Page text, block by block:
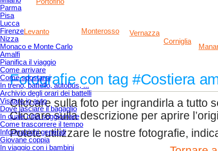
Parma
Pisa
Lucca
Firenze
Nizza
Monaco e Monte Carlo
Amalfi
Pianifica il viaggio
Come arrivare
Come spostarsi
In treno, battello, autobus, ...
Archivio degli orari dei battelli
Visitare in auto
Dove lasciare il bagaglio
In quale città soggiornare
Come trascorrere il tempo
Informazioni generali
Giovane coppia
In viaggio con i bambini
Levanto Monterosso
Vernazza
Corniglia
Fotografie con tag #Costiera
Cliccare sulla foto per ingrandirla a tutto
Cliccare sulla descrizione per aprire
Potete utilizzare le nostre fotografie,